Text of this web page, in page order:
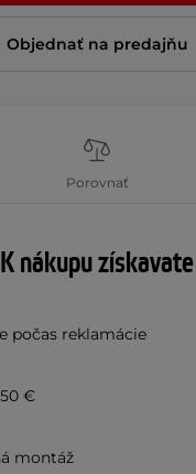
Objednať na predajňu
Porovnať
K nákupu získavate
počas reklamácie
€
montáž